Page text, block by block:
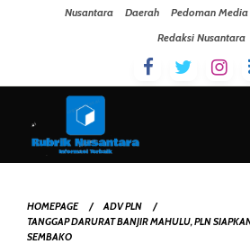
Nusantara Daerah Pedoman Media
Redaksi Nusantara
HOMEPAGE
ADV PLN
TANGGAP DARURAT BANJIR MAHULU, PLN
SEMBAKO